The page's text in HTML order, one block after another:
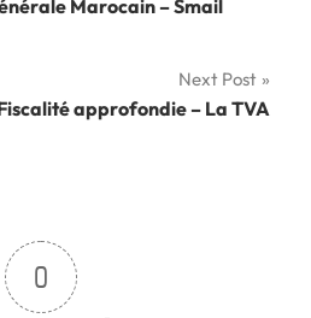
Marocain – Smail
Next Post
approfondie – La TVA
0